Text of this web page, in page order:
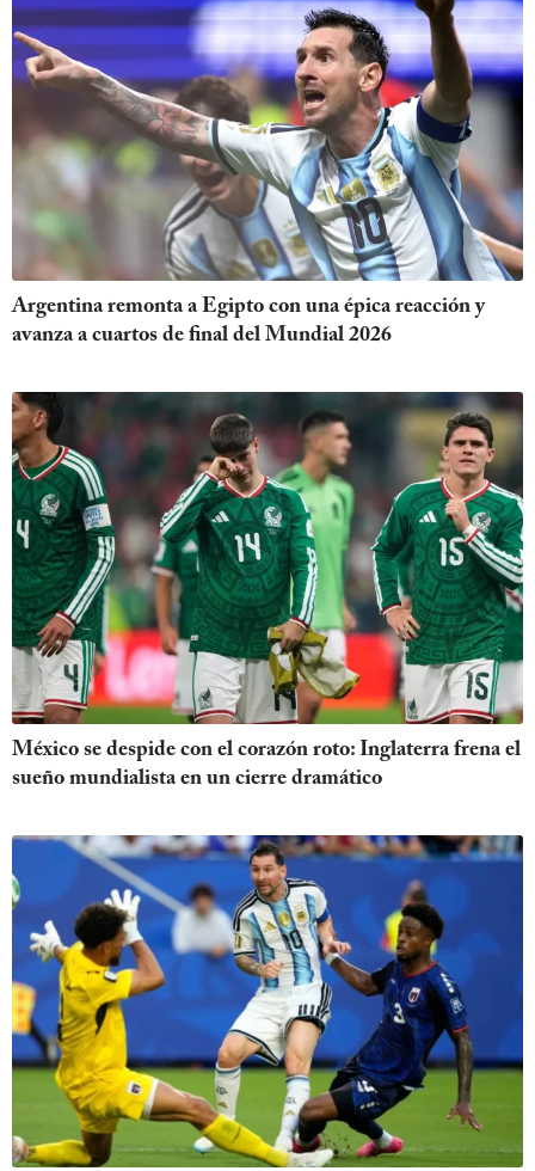
Argentina remonta a Egipto con una épica reacción y
avanza a cuartos de final del Mundial 2026
México se despide con el corazón roto: Inglaterra frena el
sueño mundialista en un cierre dramático